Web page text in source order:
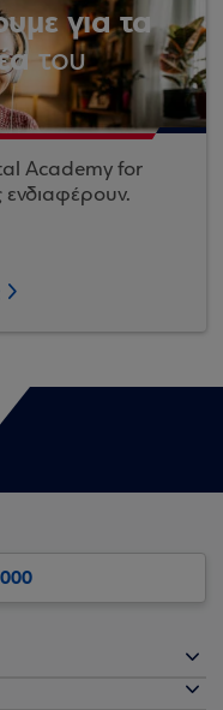
για τα
του
Academy for
ενδιαφέρουν.